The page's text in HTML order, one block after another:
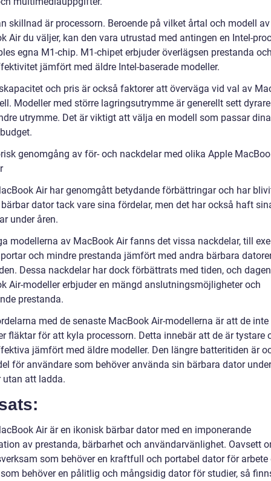
skillnad är processorn. Beroende på vilket årtal och modell av
Air du väljer, kan den vara utrustad med antingen en Intel-
egna M1-chip. M1-chipet erbjuder överlägsen prestanda
jämfört med äldre Intel-baserade modeller.
och pris är också faktorer att överväga vid val av
Modeller med större lagringsutrymme är generellt sett
utrymme. Det är viktigt att välja en modell som passar
genomgång av för- och nackdelar med olika Apple
Air har genomgått betydande förbättringar och har
dator tack vare sina fördelar, men det har också haft
under åren.
modellerna av MacBook Air fanns det vissa nackdelar, till
och mindre prestanda jämfört med andra bärbara
Dessa nackdelar har dock förbättrats med tiden, och
Air-modeller erbjuder en mängd anslutningsmöjligheter och
prestanda.
med de senaste MacBook Air-modellerna är att de inte
fläktar för att kyla processorn. Detta innebär att de är tystare
jämfört med äldre modeller. Den längre batteritiden är
för användare som behöver använda sin bärbara dator
utan att ladda.
Air är en ikonisk bärbar dator med en imponerande
av prestanda, bärbarhet och användarvänlighet. Oavsett
som behöver en kraftfull och portabel dator för arbete
behöver en pålitlig och mångsidig dator för studier, så